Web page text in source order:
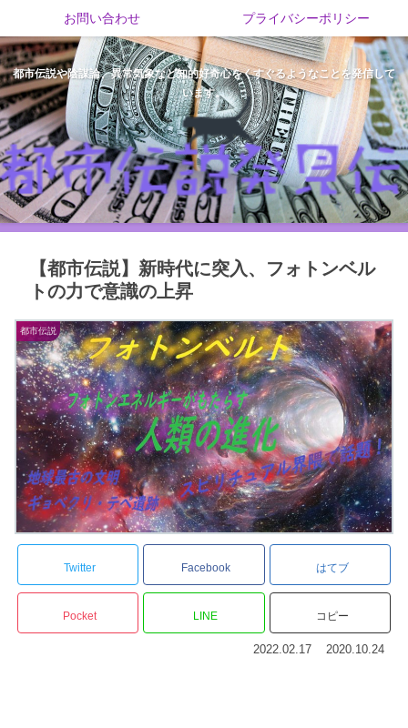
都市伝説や陰謀論、異常気象など知的好奇心をくすぐるようなことを発信して
います。
お問い合わせ プライバシーポリシー
【都市伝説】新時代に突入、フォトンベル
トの力で意識の上昇
都市伝説
Twitter Facebook はてブ
Pocket LINE コピー
2022.02.17 2020.10.24